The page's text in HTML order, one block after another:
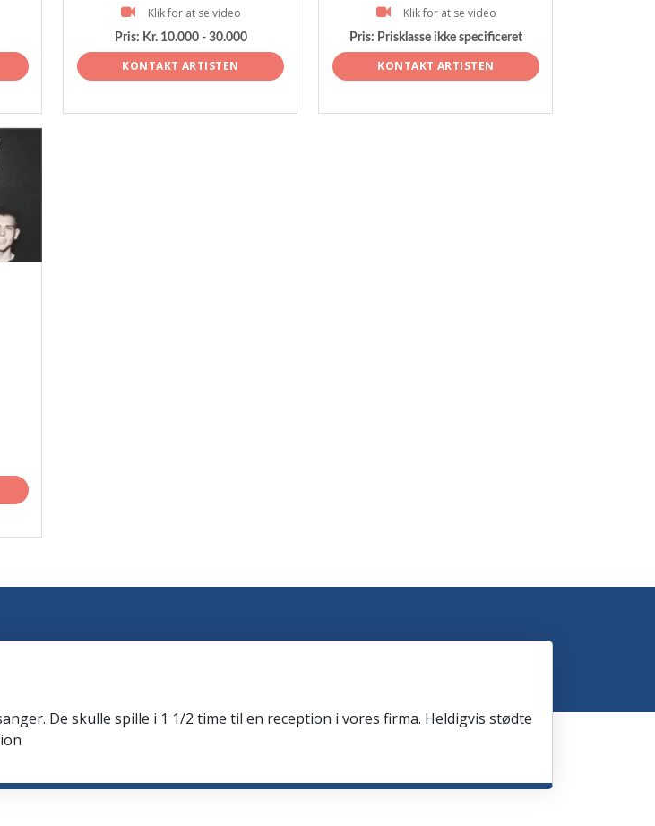
Klik for at se video
Pris: Kr. 10.000 - 30.000
KONTAKT ARTISTEN
Klik for at se video
Pris: Prisklasse ikke specificeret
KONTAKT ARTISTEN
De skulle spille i 1 1/2 time til en reception i vores firma. Heldigvis stødte